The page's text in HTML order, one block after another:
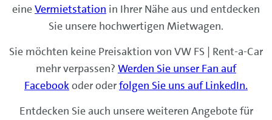
eineVermietstation in Ihrer Nähe aus und entdecken
Sie unsere hochwertigen Mietwagen.
Sie möchten keine Preisaktion von VW FS | Rent-a-Car
mehr verpassen? Werden Sie unser Fan auf
Facebookoder oderfolgen Sie uns auf LinkedIn.
Entdecken Sie auch unsere weiteren Angebote für